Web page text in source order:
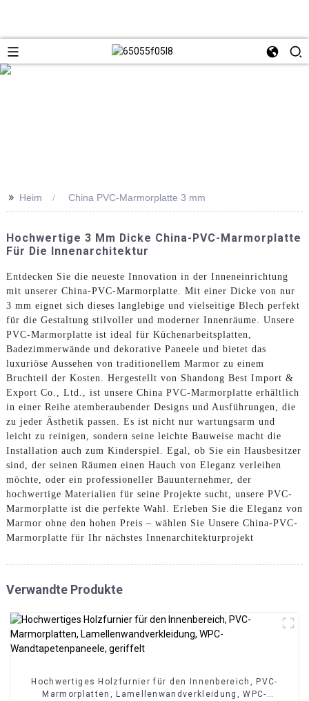
>> Heim China PVC-Marmorplatte 3 mm
Hochwertige 3 Mm Dicke China-PVC-Marmorplatte
Für Die Innenarchitektur
Entdecken Sie die neueste Innovation in der Inneneinrichtung
mit unserer China-PVC-Marmorplatte. Mit einer Dicke von nur
3 mm eignet sich dieses langlebige und vielseitige Blech perfekt
für die Gestaltung stilvoller und moderner Innenräume. Unsere
PVC-Marmorplatte ist ideal für Küchenarbeitsplatten,
Badezimmerwände und dekorative Paneele und bietet das
luxuriöse Aussehen von traditionellem Marmor zu einem
Bruchteil der Kosten. Hergestellt von Shandong Best Import &
Export Co., Ltd., ist unsere China PVC-Marmorplatte erhältlich
in einer Reihe atemberaubender Designs und Ausführungen, die
zu jeder Ästhetik passen. Es ist nicht nur wartungsarm und
leicht zu reinigen, sondern seine leichte Bauweise macht die
Installation auch zum Kinderspiel. Egal, ob Sie ein Hausbesitzer
sind, der seinen Räumen einen Hauch von Eleganz verleihen
möchte, oder ein professioneller Bauunternehmer, der
hochwertige Materialien für seine Projekte sucht, unsere PVC-
Marmorplatte ist die perfekte Wahl. Erleben Sie die Eleganz von
Marmor ohne den hohen Preis – wählen Sie Unsere China-PVC-
Marmorplatte für Ihr nächstes Innenarchitekturprojekt
Verwandte Produkte
Hochwertiges Holzfurnier für den Innenbereich, PVC-
Marmorplatten, Lamellenwandverkleidung, WPC-